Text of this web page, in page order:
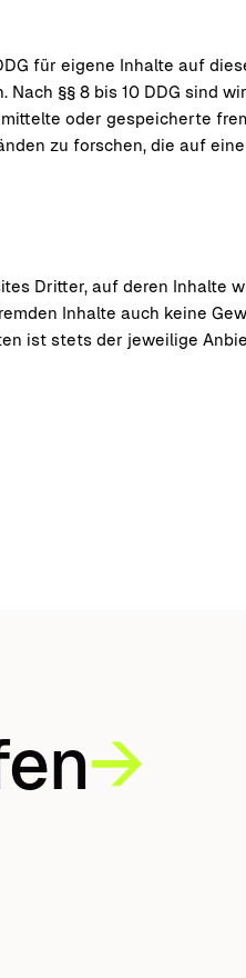
für eigene Inhalte auf
§§ 8 bis 10 DDG sind
oder gespeicherte
zu forschen, die auf eine
Dritter, auf deren Inhalte
Inhalte auch keine
ist stets der jeweilige
→